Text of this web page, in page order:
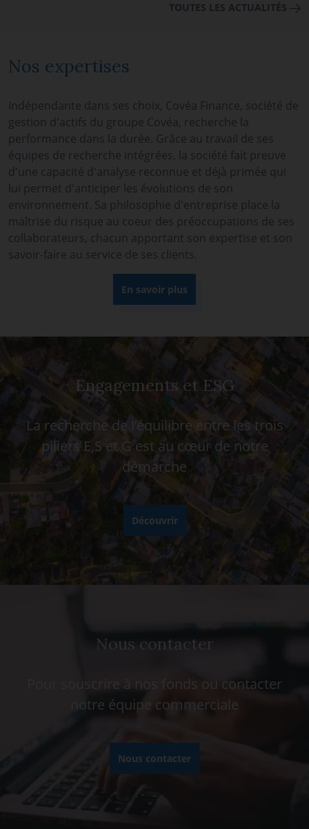
TOUTES LES ACTUALITÉS
Nos expertises
Indépendante dans ses choix, Covéa Finance, société de
gestion d'actifs du groupe Covéa, recherche la
performance dans la durée. Grâce au travail de ses
équipes de recherche intégrées, la société fait preuve
d'une capacité d'analyse reconnue et déjà primée qui
lui permet d'anticiper les évolutions de son
environnement. Sa philosophie d'entreprise place la
maîtrise du risque au coeur des préoccupations de ses
collaborateurs, chacun apportant son expertise et son
savoir-faire au service de ses clients.
En savoir plus
Engagements et ESG
La recherche de l’équilibre entre les trois
piliers E,S et G est au cœur de notre
démarche
Découvrir
Nous contacter
Pour souscrire à nos fonds ou contacter
notre équipe commerciale
Nous contacter